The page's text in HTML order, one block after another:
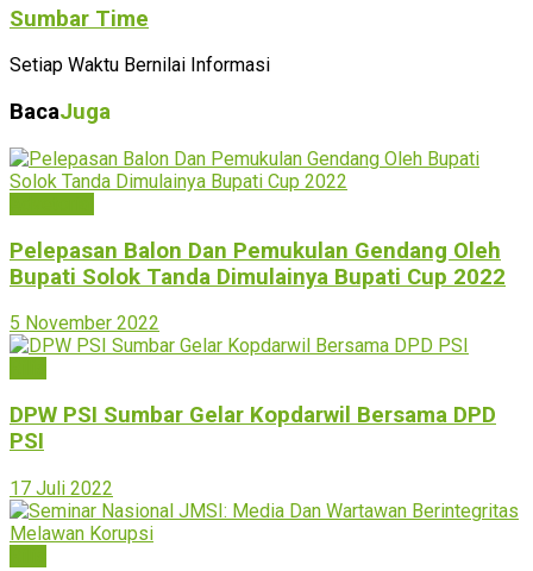
Sumbar Time
Setiap Waktu Bernilai Informasi
BacaJuga
Pelepasan Balon Dan Pemukulan Gendang Oleh
Bupati Solok Tanda Dimulainya Bupati Cup 2022
5 November 2022
DPW PSI Sumbar Gelar Kopdarwil Bersama DPD
PSI
17 Juli 2022